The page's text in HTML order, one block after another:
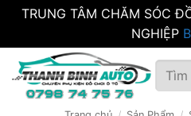
TRUNG TÂM CHĂM SÓC
NGHIỆP
qua
Tìm
kiếm: